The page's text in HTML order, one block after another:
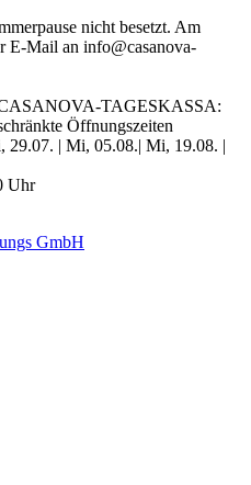
nicht besetzt. Am
E-Mail an info@casanova-
TAGESKASSA:
Öffnungszeiten
| Mi, 05.08.| Mi, 19.08. |
Uhr
GmbH